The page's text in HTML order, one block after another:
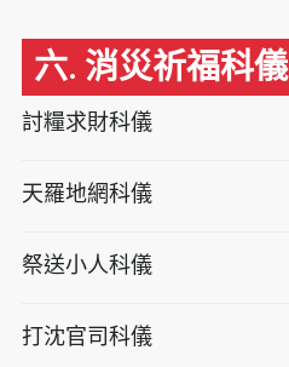
六. 消災祈福科儀
討糧求財科儀
天羅地網科儀
祭送小人科儀
打沈官司科儀